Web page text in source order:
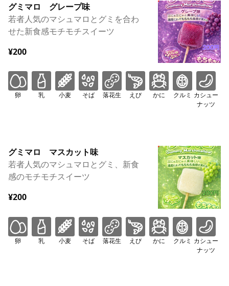
グミマロ グレープ味
若者人気のマシュマロとグミを合わ
せた新食感モチモチスイーツ
¥200
卵 乳 小麦 そば 落花生 えび かに クルミ カシュー
ナッツ
グミマロ マスカット味
若者人気のマシュマロとグミ、新食
感のモチモチスイーツ
¥200
卵 乳 小麦 そば 落花生 えび かに クルミ カシュー
ナッツ